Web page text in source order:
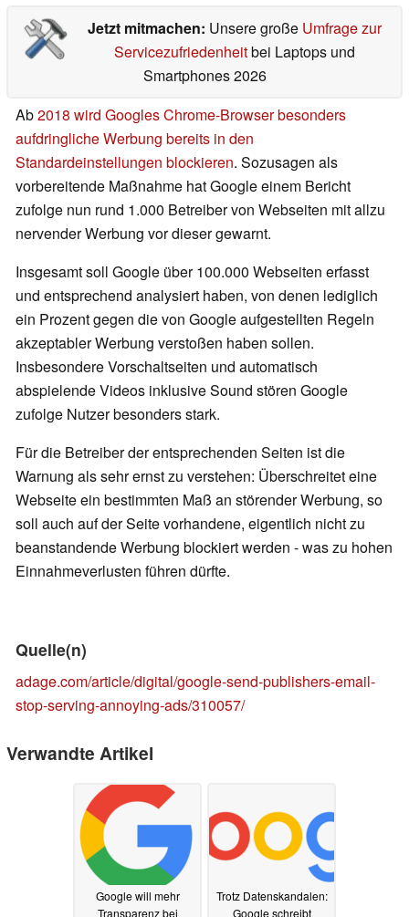
Jetzt mitmachen: Unsere große Umfrage zur
Servicezufriedenheitbei Laptops und
Smartphones 2026
Ab2018 wird Googles Chrome-Browser besonders
aufdringliche Werbung bereits in den
Standardeinstellungen blockieren. Sozusagen als
vorbereitende Maßnahme hat Google einem Bericht
zufolge nun rund 1.000 Betreiber von Webseiten mit allzu
nervender Werbung vor dieser gewarnt.
Insgesamt soll Google über 100.000 Webseiten erfasst
und entsprechend analysiert haben, von denen lediglich
ein Prozent gegen die von Google aufgestellten Regeln
akzeptabler Werbung verstoßen haben sollen.
Insbesondere Vorschaltseiten und automatisch
abspielende Videos inklusive Sound stören Google
zufolge Nutzer besonders stark.
Für die Betreiber der entsprechenden Seiten ist die
Warnung als sehr ernst zu verstehen: Überschreitet eine
Webseite ein bestimmten Maß an störender Werbung, so
soll auch auf der Seite vorhandene, eigentlich nicht zu
beanstandende Werbung blockiert werden - was zu hohen
Einnahmeverlusten führen dürfte.
Quelle(n)
adage.com/article/digital/google-send-publishers-email-
stop-serving-annoying-ads/310057/
Verwandte Artikel
Google will mehr
Transparenz bei
Trotz Datenskandalen:
Google schreibt